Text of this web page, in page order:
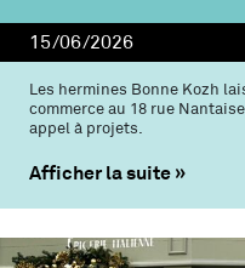
15/06/2026
Les hermines Bonne Kozh
commerce au 18 rue
appel à projets.
Afficher la suite